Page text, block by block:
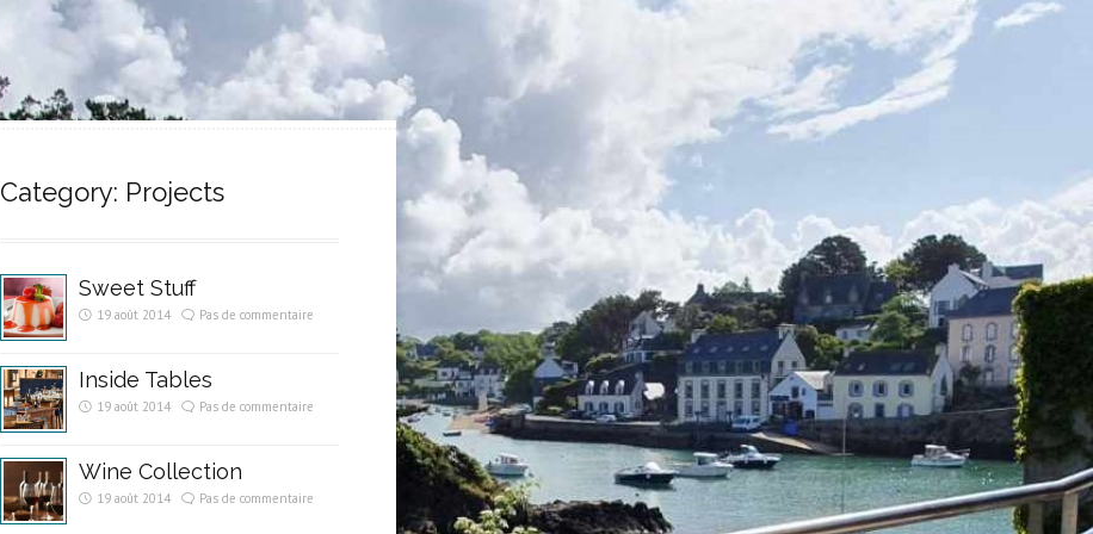
Category: Projects
Sweet Stuff
19 août 2014 Pas de commentaire
Inside Tables
19 août 2014 Pas de commentaire
Wine Collection
19 août 2014 Pas de commentaire